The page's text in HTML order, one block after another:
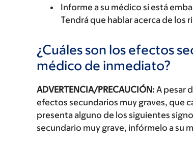
Informe a su médico si está
Tendrá que hablar acerca de los
¿Cuáles son los efectos
médico de inmediato?
ADVERTENCIA/PRECAUCIÓN: A pesar
efectos secundarios muy graves, que
presenta alguno de los siguientes
secundario muy grave, infórmelo a su